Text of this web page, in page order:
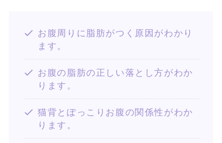
お腹周りに脂肪がつく原因がわかり
ます。
お腹の脂肪の正しい落とし方がわか
ります。
猫背とぽっこりお腹の関係性がわか
ります。